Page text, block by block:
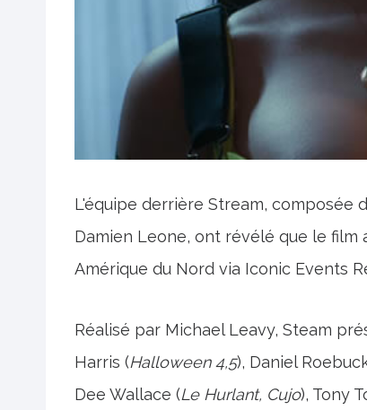
L'équipe derrière Stream, composée
Damien Leone, ont révélé que le
Amérique du Nord via Iconic Events
Réalisé par Michael Leavy, Steam
Harris (Halloween 4,5), Daniel
Dee Wallace (Le Hurlant, Cujo), Tony